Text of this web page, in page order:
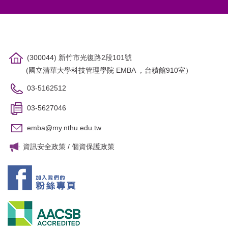
(300044) 新竹市光復路2段101號
(國立清華大學科技管理學院 EMBA ，台積館910室）
03-5162512
03-5627046
emba@my.nthu.edu.tw
資訊安全政策 / 個資保護政策